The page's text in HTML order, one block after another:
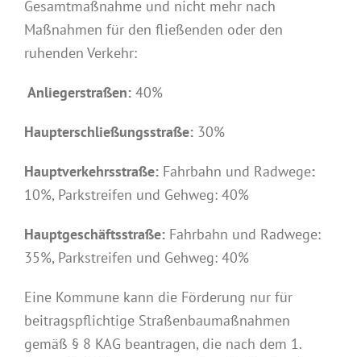
Gesamtmaßnahme und nicht mehr nach
Maßnahmen für den fließenden oder den
ruhenden Verkehr:
Anliegerstraßen: 40%
Haupterschließungsstraße: 30%
Hauptverkehrsstraße: Fahrbahn und Radwege:
10%, Parkstreifen und Gehweg: 40%
Hauptgeschäftsstraße: Fahrbahn und Radwege:
35%, Parkstreifen und Gehweg: 40%
Eine Kommune kann die Förderung nur für
beitragspflichtige Straßenbaumaßnahmen
gemäß § 8 KAG beantragen, die nach dem 1.